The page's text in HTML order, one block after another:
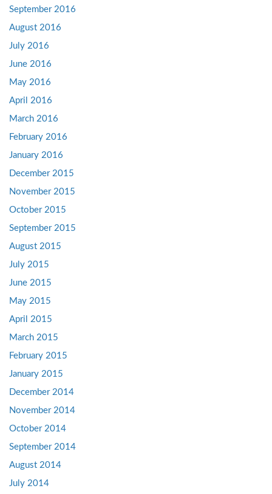
September 2016
August 2016
July 2016
June 2016
May 2016
April 2016
March 2016
February 2016
January 2016
December 2015
November 2015
October 2015
September 2015
August 2015
July 2015
June 2015
May 2015
April 2015
March 2015
February 2015
January 2015
December 2014
November 2014
October 2014
September 2014
August 2014
July 2014